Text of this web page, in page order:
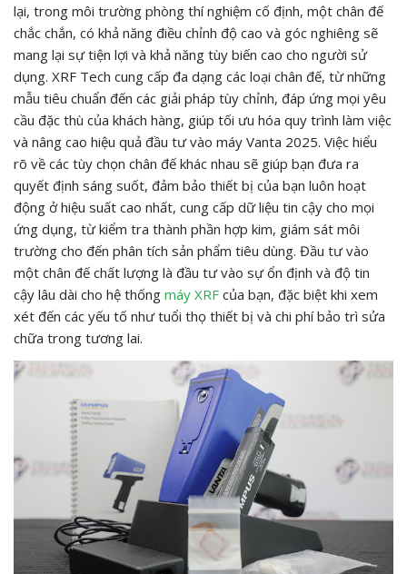
lại, trong môi trường phòng thí nghiệm cố định, một chân đế
chắc chắn, có khả năng điều chỉnh độ cao và góc nghiêng sẽ
mang lại sự tiện lợi và khả năng tùy biến cao cho người sử
dụng. XRF Tech cung cấp đa dạng các loại chân đế, từ những
mẫu tiêu chuẩn đến các giải pháp tùy chỉnh, đáp ứng mọi yêu
cầu đặc thù của khách hàng, giúp tối ưu hóa quy trình làm việc
và nâng cao hiệu quả đầu tư vào máy Vanta 2025. Việc hiểu
rõ về các tùy chọn chân đế khác nhau sẽ giúp bạn đưa ra
quyết định sáng suốt, đảm bảo thiết bị của bạn luôn hoạt
động ở hiệu suất cao nhất, cung cấp dữ liệu tin cậy cho mọi
ứng dụng, từ kiểm tra thành phần hợp kim, giám sát môi
trường cho đến phân tích sản phẩm tiêu dùng. Đầu tư vào
một chân đế chất lượng là đầu tư vào sự ổn định và độ tin
cậy lâu dài cho hệ thống máy XRF của bạn, đặc biệt khi xem
xét đến các yếu tố như tuổi thọ thiết bị và chi phí bảo trì sửa
chữa trong tương lai.